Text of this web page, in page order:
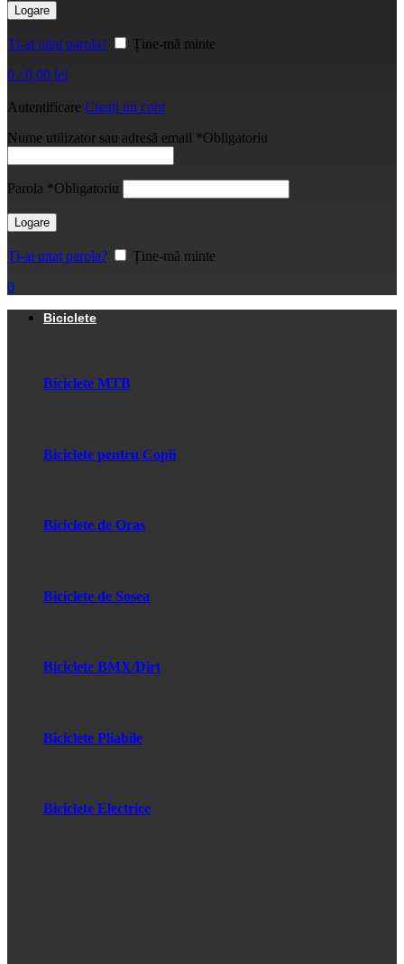
Logare
Ți-ai uitat parola?
Ține-mă minte
0 / 0,00 lei
Autentificare Creați un cont
Nume utilizator sau adresă email *Obligatoriu
Parola *Obligatoriu
Logare
Ți-ai uitat parola?
Ține-mă minte
0
Biciclete
Biciclete MTB
Biciclete pentru Copii
Biciclete de Oras
Biciclete de Sosea
Biciclete BMX/Dirt
Biciclete Pliabile
Biciclete Electrice